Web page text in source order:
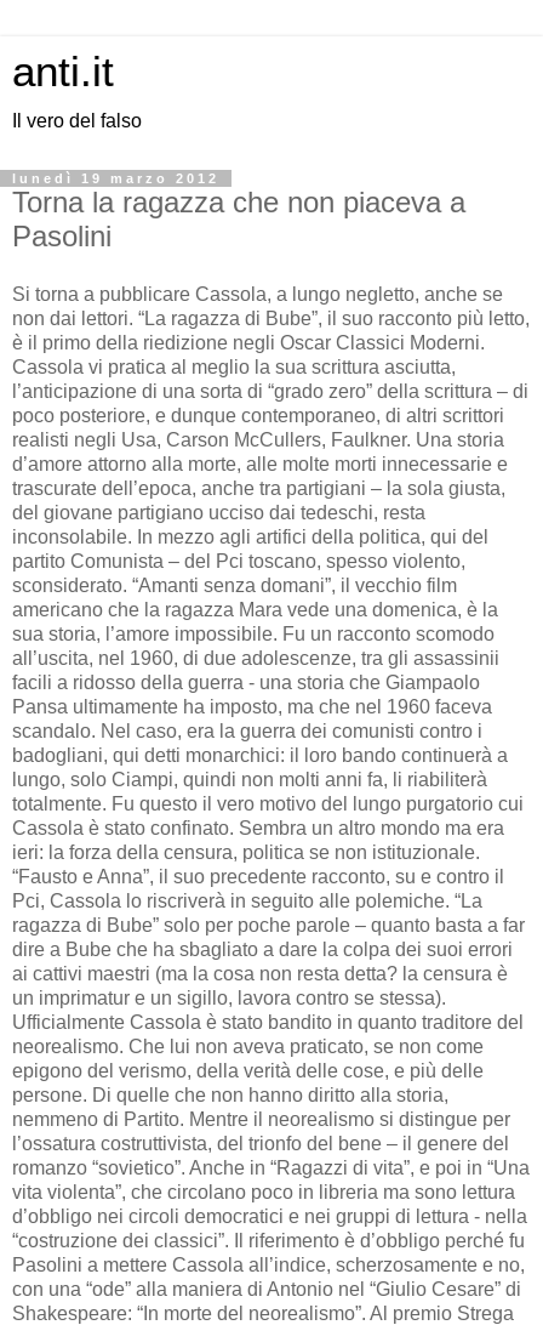
anti.it
Il vero del falso
lunedì 19 marzo 2012
Torna la ragazza che non piaceva a
Pasolini
Si torna a pubblicare Cassola, a lungo negletto, anche se
non dai lettori. “La ragazza di Bube”, il suo racconto più letto,
è il primo della riedizione negli Oscar Classici Moderni.
Cassola vi pratica al meglio la sua scrittura asciutta,
l’anticipazione di una sorta di “grado zero” della scrittura – di
poco posteriore, e dunque contemporaneo, di altri scrittori
realisti negli Usa, Carson McCullers, Faulkner. Una storia
d’amore attorno alla morte, alle molte morti innecessarie e
trascurate dell’epoca, anche tra partigiani – la sola giusta,
del giovane partigiano ucciso dai tedeschi, resta
inconsolabile. In mezzo agli artifici della politica, qui del
partito Comunista – del Pci toscano, spesso violento,
sconsiderato. “Amanti senza domani”, il vecchio film
americano che la ragazza Mara vede una domenica, è la
sua storia, l’amore impossibile. Fu un racconto scomodo
all’uscita, nel 1960, di due adolescenze, tra gli assassinii
facili a ridosso della guerra - una storia che Giampaolo
Pansa ultimamente ha imposto, ma che nel 1960 faceva
scandalo. Nel caso, era la guerra dei comunisti contro i
badogliani, qui detti monarchici: il loro bando continuerà a
lungo, solo Ciampi, quindi non molti anni fa, li riabiliterà
totalmente. Fu questo il vero motivo del lungo purgatorio cui
Cassola è stato confinato. Sembra un altro mondo ma era
ieri: la forza della censura, politica se non istituzionale.
“Fausto e Anna”, il suo precedente racconto, su e contro il
Pci, Cassola lo riscriverà in seguito alle polemiche. “La
ragazza di Bube” solo per poche parole – quanto basta a far
dire a Bube che ha sbagliato a dare la colpa dei suoi errori
ai cattivi maestri (ma la cosa non resta detta? la censura è
un imprimatur e un sigillo, lavora contro se stessa).
Ufficialmente Cassola è stato bandito in quanto traditore del
neorealismo. Che lui non aveva praticato, se non come
epigono del verismo, della verità delle cose, e più delle
persone. Di quelle che non hanno diritto alla storia,
nemmeno di Partito. Mentre il neorealismo si distingue per
l’ossatura costruttivista, del trionfo del bene – il genere del
romanzo “sovietico”. Anche in “Ragazzi di vita”, e poi in “Una
vita violenta”, che circolano poco in libreria ma sono lettura
d’obbligo nei circoli democratici e nei gruppi di lettura - nella
“costruzione dei classici”. Il riferimento è d’obbligo perché fu
Pasolini a mettere Cassola all’indice, scherzosamente e no,
con una “ode” alla maniera di Antonio nel “Giulio Cesare” di
Shakespeare: “In morte del neorealismo”. Al premio Strega